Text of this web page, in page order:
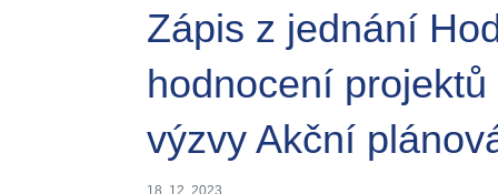
Zápis z jednání
hodnocení
výzvy Akční
18. 12. 2023